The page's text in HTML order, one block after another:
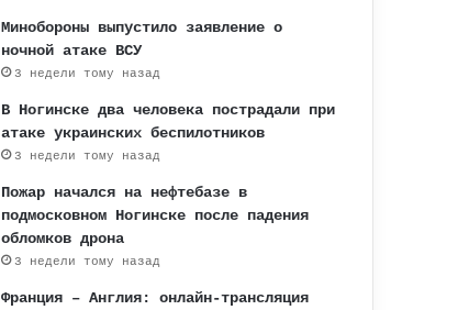
Минобороны выпустило заявление о
ночной атаке ВСУ
3 недели тому назад
В Ногинске два человека пострадали при
атаке украинских беспилотников
3 недели тому назад
Пожар начался на нефтебазе в
подмосковном Ногинске после падения
обломков дрона
3 недели тому назад
Франция – Англия: онлайн-трансляция